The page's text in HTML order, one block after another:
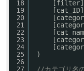
18
19
20
21
22
23
24
25
26
27
[filter]
)
//カテゴリ名